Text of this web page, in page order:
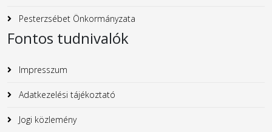
Pesterzsébet Önkormányzata
Fontos tudnivalók
Impresszum
Adatkezelési tájékoztató
Jogi közlemény